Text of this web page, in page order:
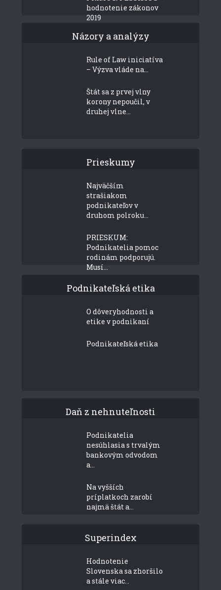
hodnotenie zákonov
2019
Názory a analýzy
Rule of Law iniciatíva
– Výzva vláde na...
Štát sa z prvej vlny
korony nepoučil, v
druhej vlne...
Prieskumy
Najväčším
strašiakom
podnikateľov v
druhom polroku...
PRIESKUM:
Podnikatelia pomoc
rodinám podporujú.
Musí...
Podnikateľská etika
O dôveryhodnosti a
etike v podnikaní
Podnikateľská etika
Daň z nehnuteľnosti
Podnikatelia
nesúhlasia s trvalým
bankovým odvodom
a...
Na vyšších
príplatkoch zarobí
najmä štát a...
Superindex
Hodnotenie
Slovenska sa zhoršilo
a stále viac...